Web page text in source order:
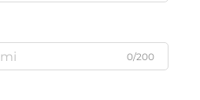
0/200